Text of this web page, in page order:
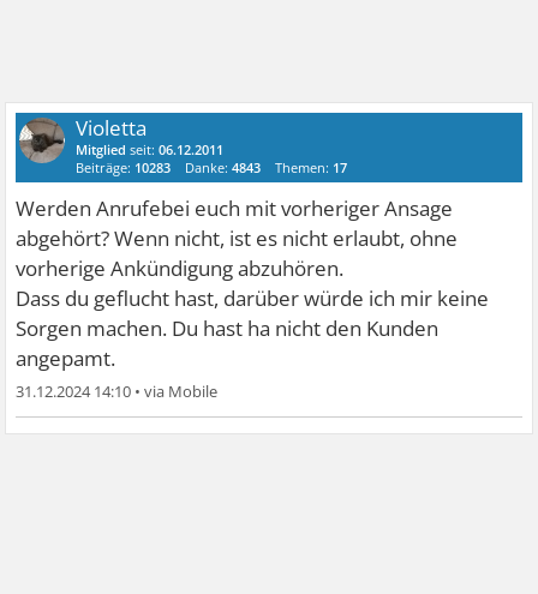
Violetta
Mitglied seit:06.12.2011
Beiträge: 10283 Danke:4843 Themen: 17
Werden Anrufebei euch mit vorheriger Ansage
abgehört? Wenn nicht, ist es nicht erlaubt, ohne
vorherige Ankündigung abzuhören.
Dass du geflucht hast, darüber würde ich mir keine
Sorgen machen. Du hast ha nicht den Kunden
angepamt.
31.12.2024 14:10 •